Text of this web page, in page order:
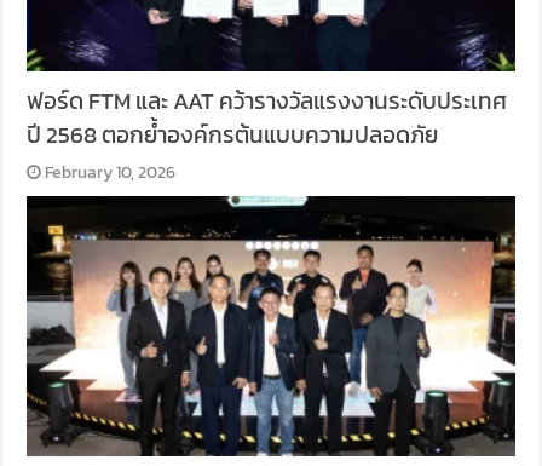
ฟอร์ด FTM และ AAT คว้ารางวัลแรงงานระดับประเทศ
ปี 2568 ตอกย้ำองค์กรต้นแบบความปลอดภัย
February 10, 2026